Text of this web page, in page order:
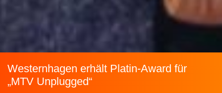
Westernhagen erhält Platin-Award für
„MTV Unplugged“